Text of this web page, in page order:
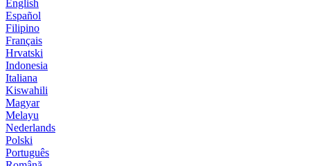
English
Español
Filipino
Français
Hrvatski
Indonesia
Italiana
Kiswahili
Magyar
Melayu
Nederlands
Polski
Português